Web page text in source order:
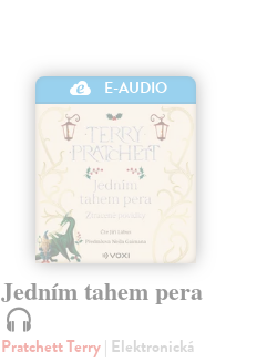
E-AUDIO
Jedním tahem pera
Pratchett Terry| Elektronická